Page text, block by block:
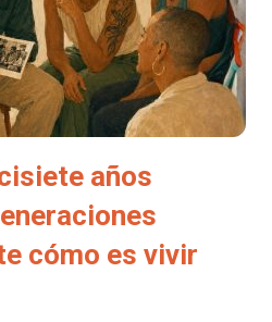
años
cómo es vivir